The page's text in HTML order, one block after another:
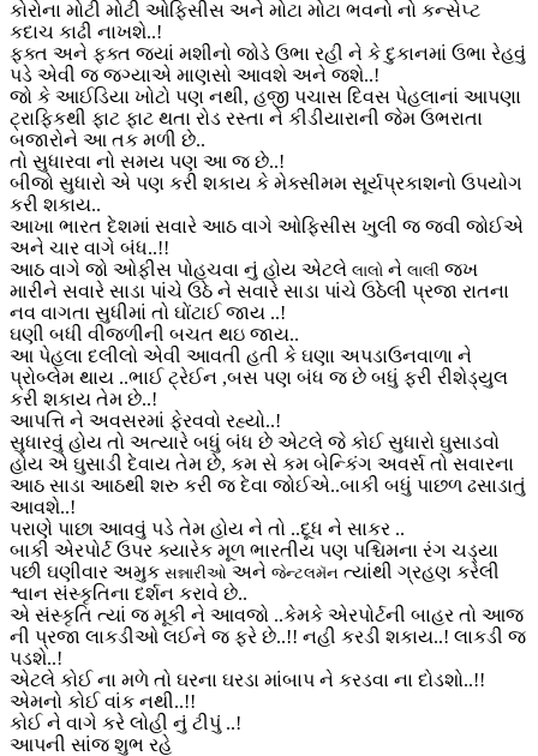
કોરોના મોટી મોટી ઓફિસીસ અને મોટા મોટા ભવનો નો કન્સેપ્ટ
કદાચ કાઢી નાખશે..!
ફક્ત અને ફક્ત જ્યાં મશીનો જોડે ઉભા રહી ને કે દુકાનમાં ઉભા રેહવું
પડે એવી જ જગ્યાએ માણસો આવશે અને જશે..!
જો કે આઈડિયા ખોટો પણ નથી, હજી પચાસ દિવસ પેહલાનાં આપણા
ટ્રાફિકથી ફાટ ફાટ થતા રોડ રસ્તા ને કીડીયારાની જેમ ઉભરાતા
બજારોને આ તક મળી છે..
તો સુધારવા નો સમય પણ આ જ છે..!
બીજો સુધારો એ પણ કરી શકાય કે મેક્સીમમ સૂર્યપ્રકાશનો ઉપયોગ
કરી શકાય..
આખા ભારત દેશમાં સવારે આઠ વાગે ઓફિસીસ ખુલી જ જવી જોઈએ
અને ચાર વાગે બંધ..!!
આઠ વાગે જો ઓફીસ પોહચવા નું હોય એટલે લાલો ને લાલી જખ
મારીને સવારે સાડા પાંચે ઉઠે ને સવારે સાડા પાંચે ઉઠેલી પ્રજા રાતના
નવ વાગતા સુધીમાં તો ઘોંટાઈ જાય ..!
ઘણી બધી વીજળીની બચત થઇ જાય..
આ પેહલા દલીલો એવી આવતી હતી કે ઘણા અપડાઉનવાળા ને
પ્રોબ્લેમ થાય ..ભાઈ ટ્રેઈન ,બસ પણ બંધ જ છે બધું ફરી રીશેડ્યુલ
કરી શકાય તેમ છે..!
આપત્તિ ને અવસરમાં ફેરવવો રહ્યો..!
સુધારવું હોય તો અત્યારે બધું બંધ છે એટલે જે કોઈ સુધારો ઘુસાડવો
હોય એ ઘુસાડી દેવાય તેમ છે, કમ સે કમ બેન્કિંગ અવર્સ તો સવારના
આઠ સાડા આઠથી શરુ કરી જ દેવા જોઈએ..બાકી બધું પાછળ ઢસાડાતું
આવશે..!
પરાણે પાછા આવવું પડે તેમ હોય ને તો ..દૂધ ને સાકર ..
બાકી એરપોર્ટ ઉપર ક્યારેક મૂળ ભારતીય પણ પશ્ચિમના રંગ ચડ્યા
પછી ઘણીવાર અમુક સન્નારીઓ અને જેન્ટલમૅન ત્યાંથી ગ્રહણ કરેલી
શ્વાન સંસ્કૃતિના દર્શન કરાવે છે..
એ સંસ્કૃતિ ત્યાં જ મૂકી ને આવજો ..કેમકે એરપોર્ટની બાહર તો આજ
ની પ્રજા લાકડીઓ લઈને જ ફરે છે..!! નહી કરડી શકાય..! લાકડી જ
પડશે..!
એટલે કોઈ ના મળે તો ઘરના ઘરડા માંબાપ ને કરડવા ના દોડશો..!!
એમનો કોઈ વાંક નથી..!!
કોઈ ને વાગે કરે લોહી નું ટીપું ..!
આપની સાંજ શુભ રહે